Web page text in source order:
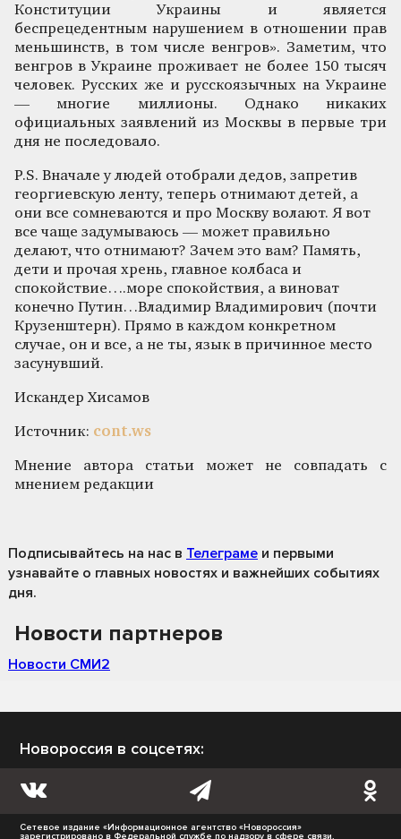
Конституции Украины и является
беспрецедентным нарушением в отношении прав
меньшинств, в том числе венгров». Заметим, что
венгров в Украине проживает не более 150 тысяч
человек. Русских же и русскоязычных на Украине
— многие миллионы. Однако никаких
официальных заявлений из Москвы в первые три
дня не последовало.
P.S. Вначале у людей отобрали дедов, запретив
георгиевскую ленту, теперь отнимают детей, а
они все сомневаются и про Москву волают. Я вот
все чаще задумываюсь — может правильно
делают, что отнимают? Зачем это вам? Память,
дети и прочая хрень, главное колбаса и
спокойствие….море спокойствия, а виноват
конечно Путин…Владимир Владимирович (почти
Крузенштерн). Прямо в каждом конкретном
случае, он и все, а не ты, язык в причинное место
засунувший.
Искандер Хисамов
Источник: cont.ws
Мнение автора статьи может не совпадать с
мнением редакции
Подписывайтесь на нас в Телеграме и первыми
узнавайте о главных новостях и важнейших событиях
дня.
Новости партнеров
Новости СМИ2
Новороссия в соцсетях:
Сетевое издание «Информационное агентство «Новороссия»
зарегистрировано в Федеральной службе по надзору в сфере связи,